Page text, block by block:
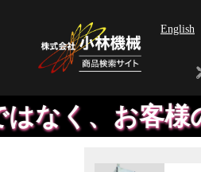
English
の探してい